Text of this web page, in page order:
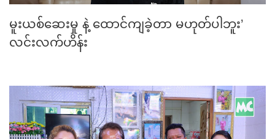
မူးယစ်ဆေးမှု နဲ့ ထောင်ကျခဲ့တာ မဟုတ်ပါဘူး’
လင်းလက်ဟိန်း